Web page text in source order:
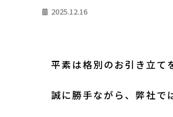
2025.12.16
平素は格別のお引き立て
誠に勝手ながら、弊社で